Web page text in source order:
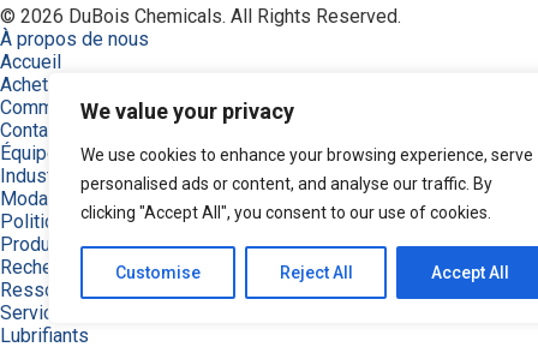
We value your privacy
We use cookies to enhance your browsing experience, serve
personalised ads or content, and analyse our traffic. By
clicking "Accept All", you consent to our use of cookies.
Customise Reject All Accept All
© 2026 DuBois Chemicals. All Rights Reserved.
À propos de nous
Accueil
Achetez maintenant
Commande
Contactez-nous
Équipement
Industries
Modalités
Politique de confidentialité
Produits
Recherche de produits
Ressources
Service et soutien
Lubrifiants